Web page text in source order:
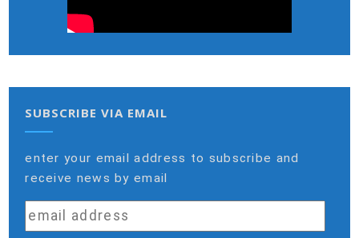
SUBSCRIBE VIA EMAIL
enter your email address to subscribe and
receive news by email
email
address